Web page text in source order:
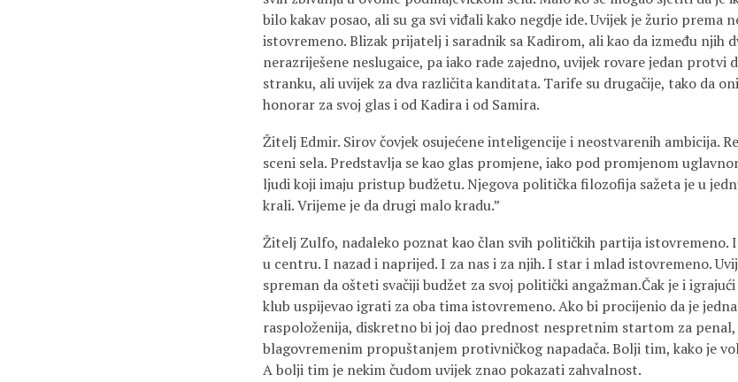
bilo kakav posao, ali su ga svi viđali kako negdje ide. Uvijek je žurio prema
istovremeno. Blizak prijatelj i saradnik sa Kadirom, ali kao da između njih
nerazriješene neslugaice, pa iako rade zajedno, uvijek rovare jedan protvi
stranku, ali uvijek za dva različita kanditata. Tarife su drugačije, tako da
honorar za svoj glas i od Kadira i od Samira.
Žitelj Edmir. Sirov čovjek osujećene inteligencije i neostvarenih ambicija.
sceni sela. Predstavlja se kao glas promjene, iako pod promjenom
ljudi koji imaju pristup budžetu. Njegova politička filozofija sažeta je u
krali. Vrijeme je da drugi malo kradu.”
Žitelj Zulfo, nadaleko poznat kao član svih političkih partija istovremeno.
u centru. I nazad i naprijed. I za nas i za njih. I star i mlad istovremeno.
spreman da ošteti svačiji budžet za svoj politički angažman.Čak je i
klub uspijevao igrati za oba tima istovremeno. Ako bi procijenio da je
raspoloženija, diskretno bi joj dao prednost nespretnim startom za
blagovremenim propuštanjem protivničkog napadača. Bolji tim, kako je
A bolji tim je nekim čudom uvijek znao pokazati zahvalnost.